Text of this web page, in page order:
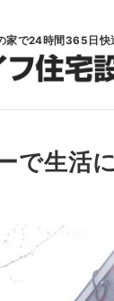
家で24時間365日快
で生活